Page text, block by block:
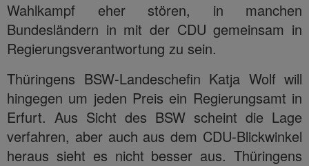
Wahlkampf eher stören, in manchen
Bundesländern in mit der CDU gemeinsam in
Regierungsverantwortung zu sein.
Thüringens BSW-Landeschefin Katja Wolf will
hingegen um jeden Preis ein Regierungsamt in
Erfurt. Aus Sicht des BSW scheint die Lage
verfahren, aber auch aus dem CDU-Blickwinkel
heraus sieht es nicht besser aus. Thüringens